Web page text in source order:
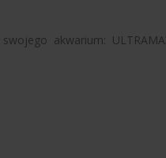
akwarium: